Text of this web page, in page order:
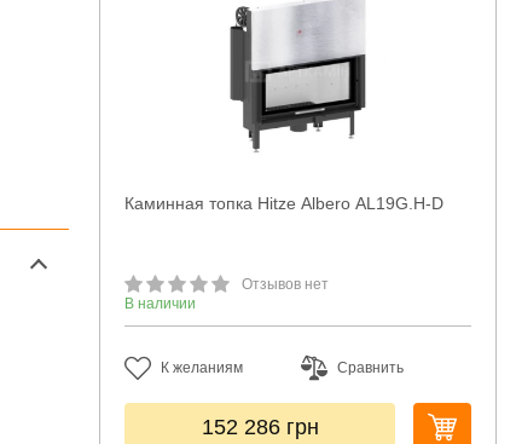
Каминная топка Hitze Albero AL19G.H-D
Отзывов нет
В наличии
К желаниям Сравнить
152 286 грн